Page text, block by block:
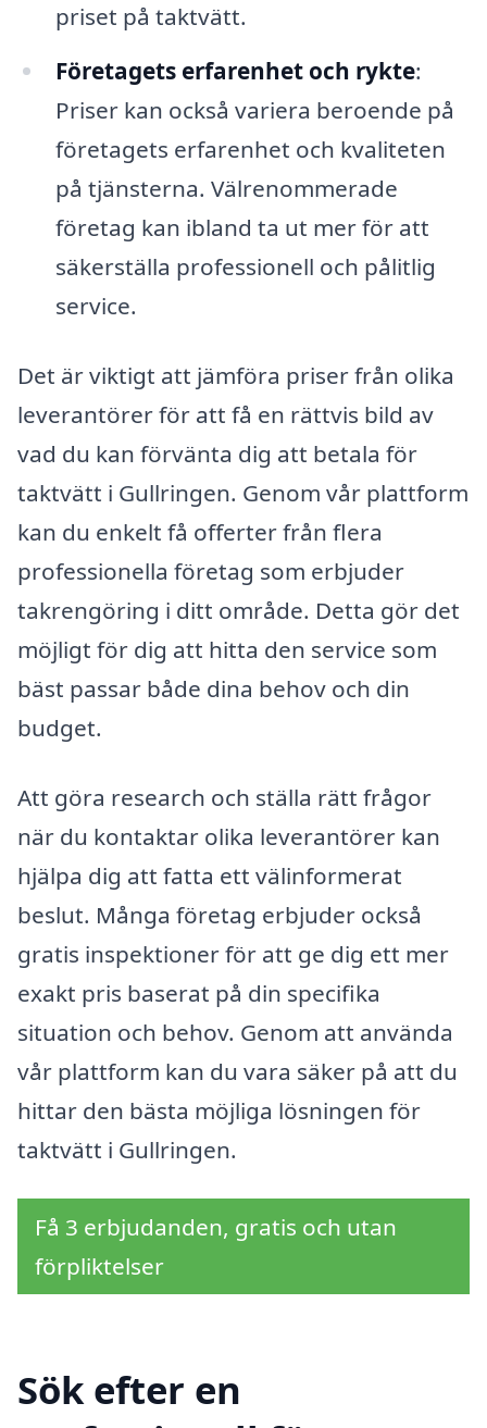
priset på taktvätt.
Företagets erfarenhet och rykte:
Priser kan också variera beroende på
företagets erfarenhet och kvaliteten
på tjänsterna. Välrenommerade
företag kan ibland ta ut mer för att
säkerställa professionell och pålitlig
service.
Det är viktigt att jämföra priser från olika
leverantörer för att få en rättvis bild av
vad du kan förvänta dig att betala för
taktvätt i Gullringen. Genom vår plattform
kan du enkelt få offerter från flera
professionella företag som erbjuder
takrengöring i ditt område. Detta gör det
möjligt för dig att hitta den service som
bäst passar både dina behov och din
budget.
Att göra research och ställa rätt frågor
när du kontaktar olika leverantörer kan
hjälpa dig att fatta ett välinformerat
beslut. Många företag erbjuder också
gratis inspektioner för att ge dig ett mer
exakt pris baserat på din specifika
situation och behov. Genom att använda
vår plattform kan du vara säker på att du
hittar den bästa möjliga lösningen för
taktvätt i Gullringen.
Få 3 erbjudanden, gratis och utan
förpliktelser
Sök efter en